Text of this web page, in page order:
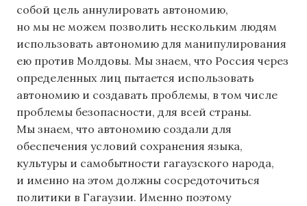
собой цель аннулировать автономию,
но мы не можем позволить нескольким людям
использовать автономию для манипулирования
ею против Молдовы. Мы знаем, что Россия через
определенных лиц пытается использовать
автономию и создавать проблемы, в том числе
проблемы безопасности, для всей страны.
Мы знаем, что автономию создали для
обеспечения условий сохранения языка,
культуры и самобытности гагаузского народа,
и именно на этом должны сосредоточиться
политики в Гагаузии. Именно поэтому